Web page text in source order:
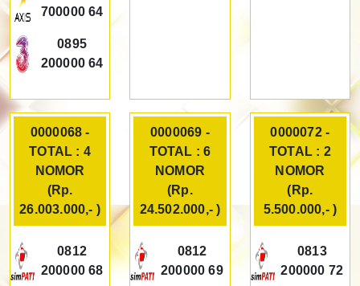
700000 64
0895
200000 64
0000068 -
TOTAL : 4
NOMOR
(Rp.
26.003.000,- )
0812
200000 68
0000069 -
TOTAL : 6
NOMOR
(Rp.
24.502.000,- )
0812
200000 69
0000072 -
TOTAL : 2
NOMOR
(Rp.
5.500.000,- )
0813
200000 72